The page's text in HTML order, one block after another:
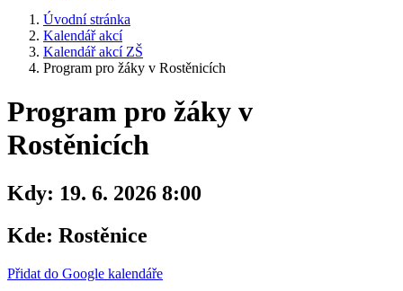
Úvodní stránka
Kalendář akcí
Kalendář akcí ZŠ
Program pro žáky v Rostěnicích
Program pro žáky v
Rostěnicích
Kdy: 19. 6. 2026 8:00
Kde: Rostěnice
Přidat do Google kalendáře